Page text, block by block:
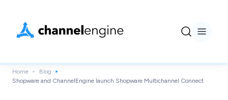
Home
Blog
Shopware and ChannelEngine launch Shopware Multichannel Connect